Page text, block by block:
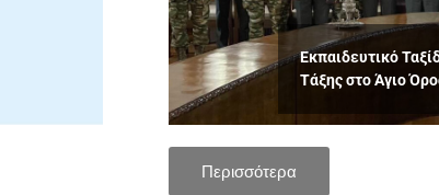
Εκπαιδευτικό
Τάξης στο Άγιο
Περισσότερα